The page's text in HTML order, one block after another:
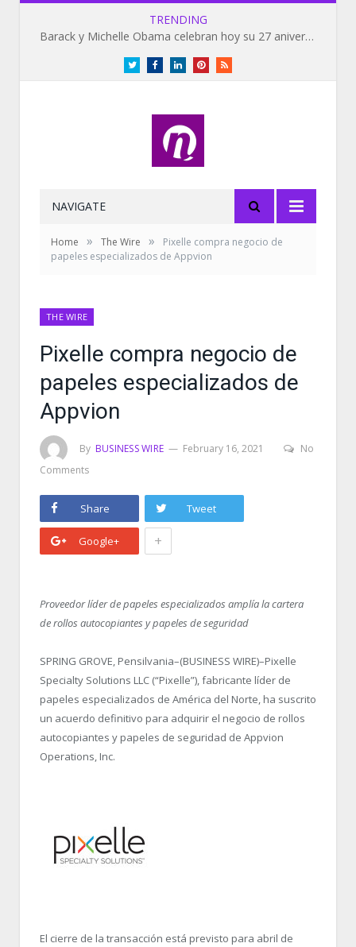
TRENDING
Barack y Michelle Obama celebran hoy su 27 aniversario de bodas
TwitterFacebookLinkedInPinterestRSS
NAVIGATE
Home » The Wire »
Pixelle compra negocio de
papeles especializados de Appvion
THE WIRE
Pixelle compra negocio de
papeles especializados de
Appvion
By BUSINESS WIRE February 16, 2021
No
Comments
Share Tweet
Google+ +
Proveedor líder de papeles especializados amplía la cartera
de rollos autocopiantes y papeles de seguridad
SPRING GROVE, Pensilvania–(BUSINESS WIRE)–Pixelle
Specialty Solutions LLC (“Pixelle”), fabricante líder de
papeles especializados de América del Norte, ha suscrito
un acuerdo definitivo para adquirir el negocio de rollos
autocopiantes y papeles de seguridad de Appvion
Operations, Inc.
El cierre de la transacción está previsto para abril de